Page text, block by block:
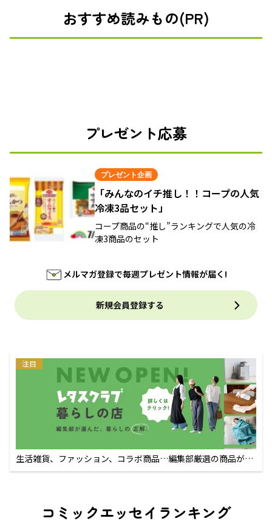
おすすめ読みもの(PR)
プレゼント応募
プレゼント企画
「みんなのイチ推し！！コープの人気
冷凍3品セット」
コープ商品の“推し”ランキングで人気の冷
凍3商品のセット
メルマガ登録で毎週プレゼント情報が届く!
新規会員登録する
注目
生活雑貨、ファッション、コラボ商品…編集部厳選の商品が買
えるECサイト
コミックエッセイランキング